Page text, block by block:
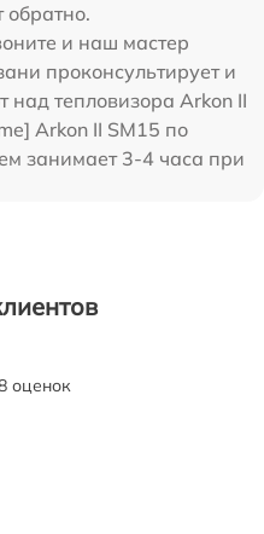
обратно.
и наш мастер
проконсультирует и
над тепловизора Arkon II
Arkon II SM15 по
занимает 3-4 часа при
оценок